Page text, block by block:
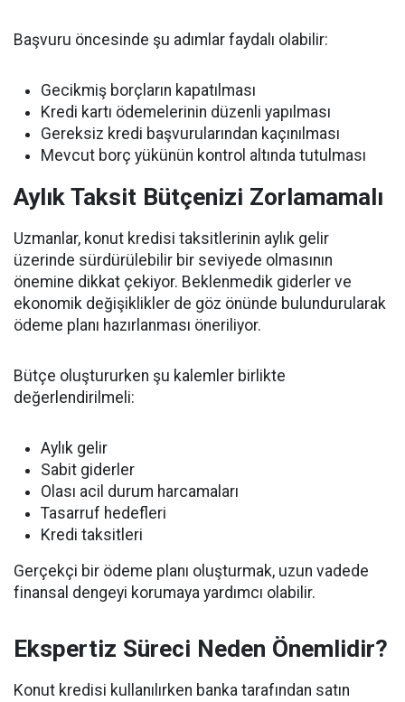
Başvuru öncesinde şu adımlar faydalı olabilir:
Gecikmiş borçların kapatılması
Kredi kartı ödemelerinin düzenli yapılması
Gereksiz kredi başvurularından kaçınılması
Mevcut borç yükünün kontrol altında tutulması
Aylık Taksit Bütçenizi Zorlamamalı
Uzmanlar, konut kredisi taksitlerinin aylık gelir
üzerinde sürdürülebilir bir seviyede olmasının
önemine dikkat çekiyor. Beklenmedik giderler ve
ekonomik değişiklikler de göz önünde bulundurularak
ödeme planı hazırlanması öneriliyor.
Bütçe oluştururken şu kalemler birlikte
değerlendirilmeli:
Aylık gelir
Sabit giderler
Olası acil durum harcamaları
Tasarruf hedefleri
Kredi taksitleri
Gerçekçi bir ödeme planı oluşturmak, uzun vadede
finansal dengeyi korumaya yardımcı olabilir.
Ekspertiz Süreci Neden Önemlidir?
Konut kredisi kullanılırken banka tarafından satın